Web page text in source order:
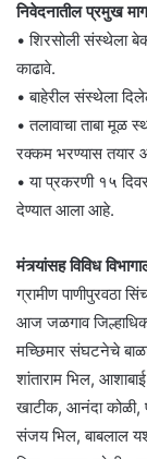
निवेदनातील प्रमुख
• शिरसोली संस्थेला
काढावे.
• बाहेरील संस्थेला
• तलावाचा ताबा मूळ
रक्कम भरण्यास तयार
• या प्रकरणी १५
देण्यात आला आहे.
मंत्र्यांसह विविध
ग्रामीण पाणीपुरवठा
आज जळगाव
मच्छिमार संघटनेचे
शांताराम भिल,
खाटीक, आनंदा
संजय भिल, बाबलाल